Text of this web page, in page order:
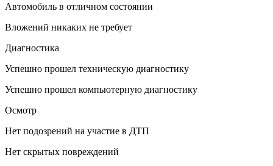
Автомобиль в отличном состоянии
Вложений никаких не требует
Диагностика
Успешно прошел техническую диагностику
Успешно прошел компьютерную диагностику
Осмотр
Нет подозрений на участие в ДТП
Нет скрытых повреждений